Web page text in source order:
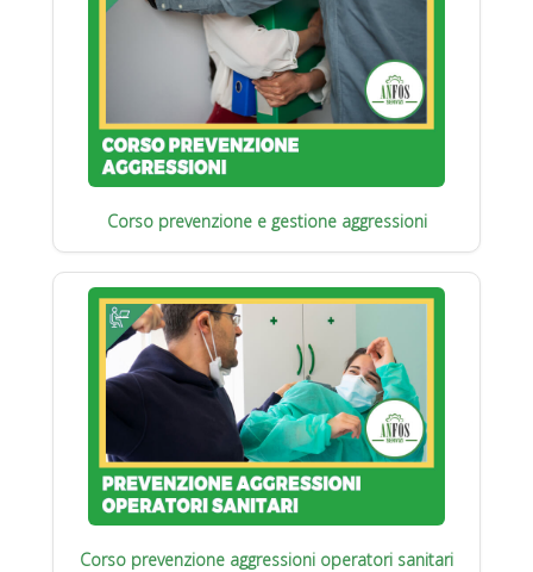
Corso prevenzione e gestione aggressioni
Corso prevenzione aggressioni operatori sanitari